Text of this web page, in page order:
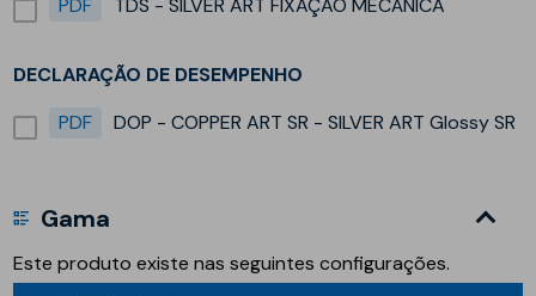
PDF
TDS - SILVER ART FIXAÇÃO MECÂNICA
DECLARAÇÃO DE DESEMPENHO
PDF
DOP - COPPER ART SR - SILVER ART Glossy SR
Gama
Este produto existe nas seguintes configurações.